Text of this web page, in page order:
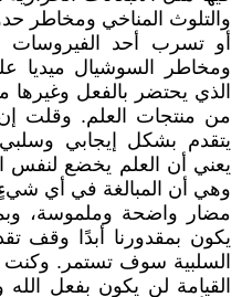
والتلوث المناخي ومخاطر
أو تسرب أحد الفيروسات
ومخاطر السوشيال ميديا
الذي يحتضر بالفعل
من منتجات العلم. وقلت
يتقدم بشكل إيجابي
يعني أن العلم يخضع لنفس
وهي أن المبالغة في أي
مضار واضحة وملموسة،
يكون بمقدورنا أبدًا وقف
السلبية سوف تستمر. وكنت
القيامة لن يكون بفعل